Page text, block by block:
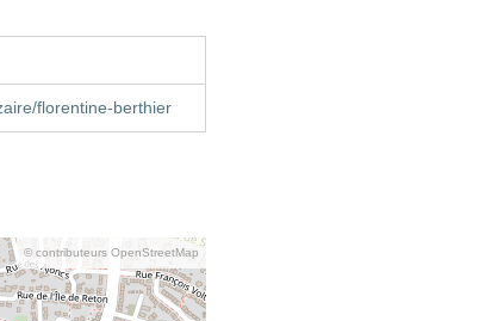
florentine-berthier
© contributeurs OpenStreetMap